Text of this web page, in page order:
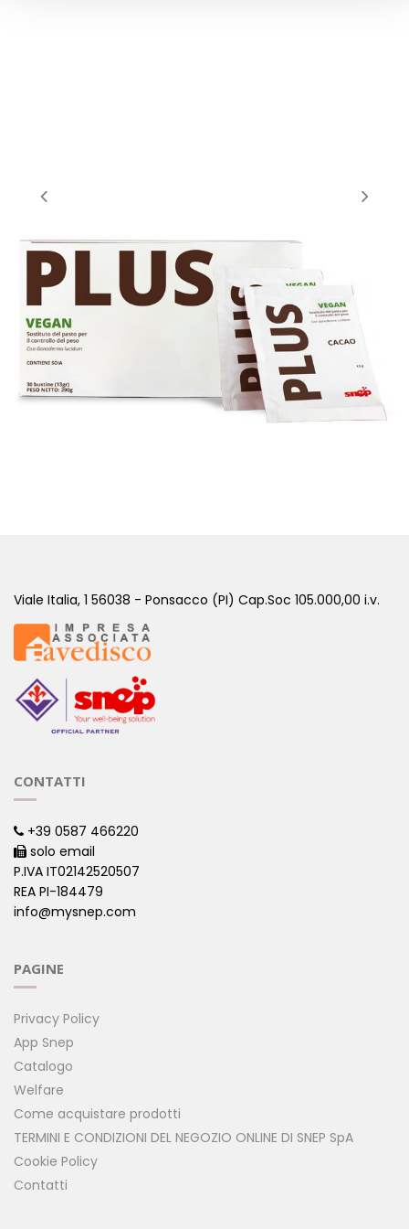
Viale Italia, 1 56038 - Ponsacco (PI) Cap.Soc 105.000,00 i.v.
CONTATTI
+39 0587 466220
solo email
P.IVA IT02142520507
REA PI-184479
info@mysnep.com
PAGINE
Privacy Policy
App Snep
Catalogo
Welfare
Come acquistare prodotti
TERMINI E CONDIZIONI DEL NEGOZIO ONLINE DI SNEP SpA
Cookie Policy
Contatti